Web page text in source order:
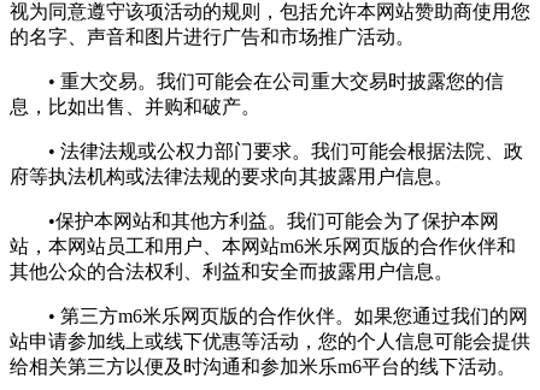
视为同意遵守该项活动的规则，包括允许本网站赞助商使用您
的名字、声音和图片进行广告和市场推广活动。
• 重大交易。我们可能会在公司重大交易时披露您的信
息，比如出售、并购和破产。
• 法律法规或公权力部门要求。我们可能会根据法院、政
府等执法机构或法律法规的要求向其披露用户信息。
•保护本网站和其他方利益。我们可能会为了保护本网
站，本网站员工和用户、本网站m6米乐网页版的合作伙伴和
其他公众的合法权利、利益和安全而披露用户信息。
• 第三方m6米乐网页版的合作伙伴。如果您通过我们的网
站申请参加线上或线下优惠等活动，您的个人信息可能会提供
给相关第三方以便及时沟通和参加米乐m6平台的线下活动。